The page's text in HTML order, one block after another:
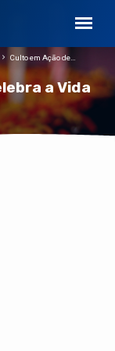
a Vida
Culto em Ação de…